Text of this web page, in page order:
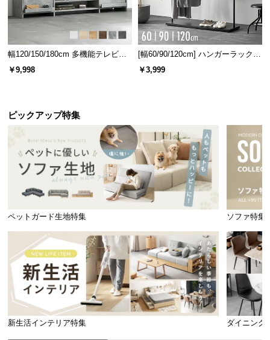
幅120/150/180cm 多機能テレビボ
ード 木目/石目調 オープン収納・
￥9,998
[幅60/90/120cm] ハンガーラック
スチール 4段階高さ調節 サイドフ
￥3,999
ピックアップ特集
ペットガード生地特集 ソファ特集
新生活インテリア特集 ダイニング